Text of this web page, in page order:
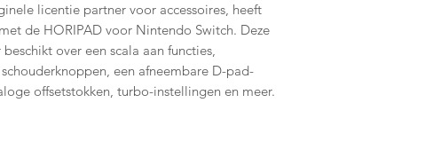
licentie partner voor accessoires, heeft
de HORIPAD voor Nintendo Switch. Deze
over een scala aan functies,
een afneembare D-pad-
offsetstokken, turbo-instellingen en meer.